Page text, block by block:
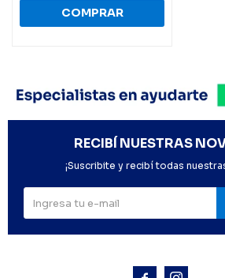
RECIBÍ NUESTRAS
¡Suscribite y recibí todas